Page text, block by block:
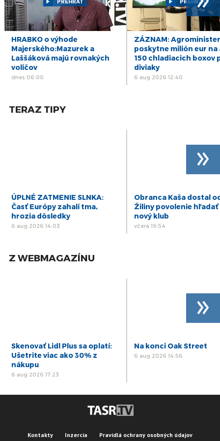
júl
16
júl
ZÁZNAM: R. Kaliňák: MO SR by sa mohlo
postupne začať sťahovať do nového sídla
počas leta
15
júl
ZÁZNAM: R. Takáč: Predseda NKÚ o
korupčných pomeroch v agrorezorte klame,
robí politiku
PREHRAŤ
HRABKO o výhode
Majerského:Mazurek a
Laššáková majú rovnakých
voličov
dnes 06:00
PREHRAŤ
ZÁZNAM:
poskytne milión eur na
150 chladiacich boxov
diviaky
6 aug 2026 12:40
TERAZ TIPY
ÚPLNÉ ZATMENIE SLNKA:
Časť Európy zahalí tma,
hrozia dôsledky
6 aug 2026 14:03
Obranca Kaša dostal
Žiliny povolenie hľadať
nový klub
včera 19:54
»
Z WEBMAGAZÍNU
Skenovať Lidl Plus sa oplatí:
Ušetrite viac ako 30% z
nákupu
6 aug 2026 17:23
Na konci Oak Street
6 aug 2026 14:56
»
Kontakty Inzercia Pravidlá ochrany osobných údajov